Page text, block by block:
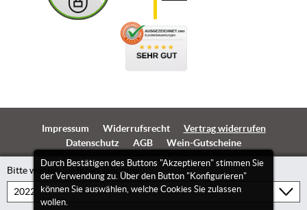
Bitte wählen Sie Ihren Jahrgang
Durch Bestätigen des Buttons "Akzeptieren" stimmen Sie
der Verwendung zu. Über den Button "Konfigurieren"
können Sie auswählen, welche Cookies Sie zulassen
wollen.
Impressum Widerrufsrecht
Vertrag widerrufen
Datenschutz
AGB Wein-Gutscheine